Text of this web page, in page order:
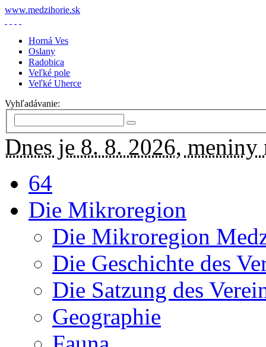
www.medzihorie.sk
Horná Ves
Oslany
Radobica
Veľké pole
Veľké Uherce
Vyhľadávanie:
Dnes je 8. 8. 2026,
64
Die Mikroregion
Die Mikroregion
Die Geschichte des
Die Satzung des
Geographie